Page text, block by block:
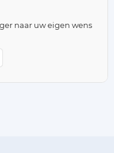
naar uw eigen wens